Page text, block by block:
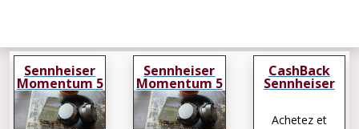
Sennheiser
Momentum 5
Sennheiser
Momentum 5
CashBack
Sennheiser
Achetez et